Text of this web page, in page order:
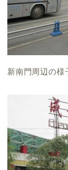
新南門周辺の様